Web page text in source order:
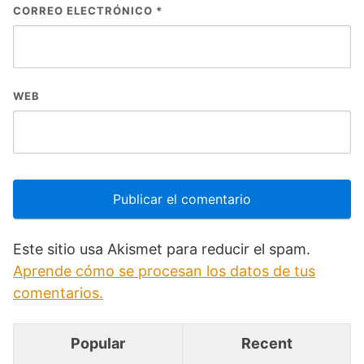
CORREO ELECTRÓNICO *
WEB
Este sitio usa Akismet para reducir el spam.
Aprende cómo se procesan los datos de tus
comentarios.
Popular Recent